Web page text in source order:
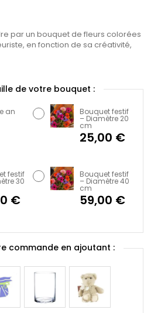
par un bouquet de fleurs colorées
en fonction de sa créativité,
an Bouquet festif
– Diamètre 20
cm
25,00 €
festif
30
€
Bouquet festif
– Diamètre 40
cm
59,00 €
commande en ajoutant :